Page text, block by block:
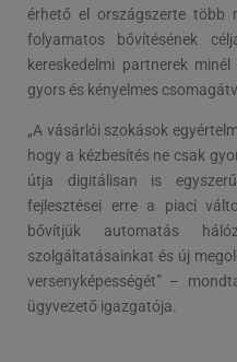
érhető el országszerte több
folyamatos bővítésének
kereskedelmi partnerek
gyors és kényelmes
„A vásárlói szokások
hogy a kézbesítés ne csak
útja digitálisan is
fejlesztései erre a piaci
bővítjük automatás
szolgáltatásainkat és új
versenyképességét” –
ügyvezető igazgatója.